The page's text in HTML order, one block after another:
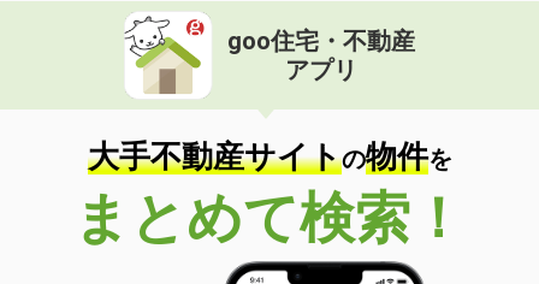
goo住宅・不動産
アプリ
大手不動産サイトの物件を
まとめて検索！